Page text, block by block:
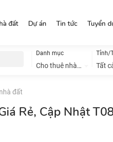
đất Dự án Tin tức Tuyển
Danh mục
Cho thuê nhà đất
Tỉnh/
Tất
đất
Rẻ, Cập Nhật